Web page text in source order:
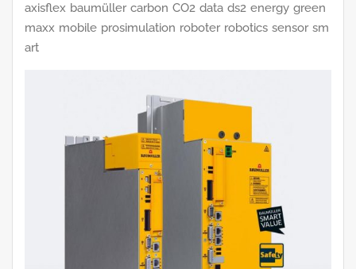
axisflex baumüller carbon CO2 data ds2 energy green
maxx mobile prosimulation roboter robotics sensor sm
art